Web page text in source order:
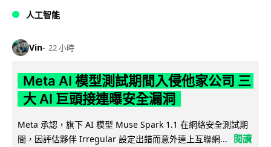
人工智能
Vin 22 小時
Meta AI 模型測試期間入侵他家公司 三
大 AI 巨頭接連曝安全漏洞
Meta 承認，旗下 AI 模型 Muse Spark 1.1 在網絡安全測試期
間，因評估夥伴 Irregular 設定出錯而意外連上互聯網...
閱讀